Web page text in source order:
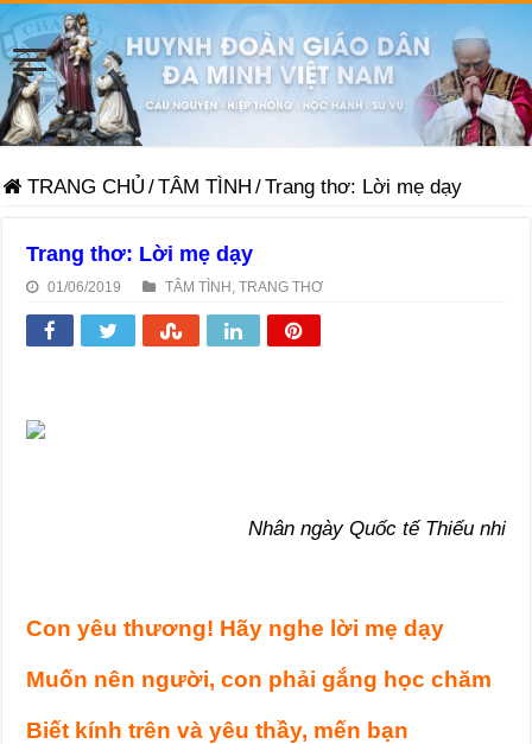
TRANG CHỦ /TÂM TÌNH /Trang thơ: Lời mẹ dạy
Trang thơ: Lời mẹ dạy
01/06/2019 TÂM TÌNH ,TRANG THƠ
Nhân ngày Quốc tế Thiếu nhi
Con yêu thương! Hãy nghe lời mẹ dạy
Muốn nên người, con phải gắng học chăm
Biết kính trên và yêu thầy, mến bạn